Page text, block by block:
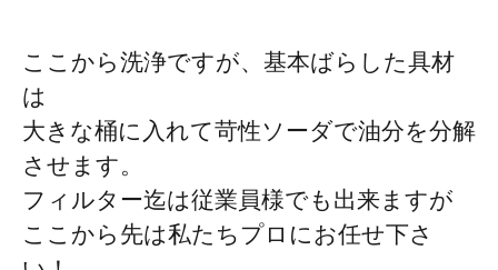
ここから洗浄ですが、基本ばらした具材
は
大きな桶に入れて苛性ソーダで油分を分解
させます。
フィルター迄は従業員様でも出来ますが
ここから先は私たちプロにお任せ下さ